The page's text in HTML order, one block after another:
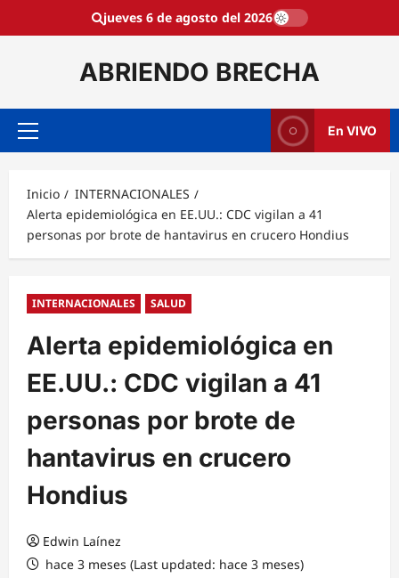
jueves 6 de agosto del 2026
ABRIENDO BRECHA
Menú
En VIVO
Inicio
INTERNACIONALES
Alerta epidemiológica en EE.UU.: CDC vigilan a 41
personas por brote de hantavirus en crucero Hondius
INTERNACIONALES SALUD
Alerta epidemiológica en
EE.UU.: CDC vigilan a 41
personas por brote de
hantavirus en crucero
Hondius
Edwin Laínez
hace 3 meses (Last updated: hace 3 meses)